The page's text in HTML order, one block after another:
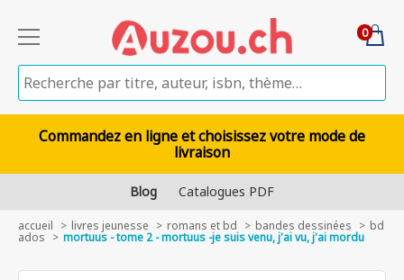
0
Commandez en ligne et choisissez votre mode de
livraison
Blog Catalogues PDF
accueil livres jeunesse romans et bd bandes dessinées bd
ados mortuus - tome 2 - mortuus -je suis venu, j'ai vu, j'ai mordu